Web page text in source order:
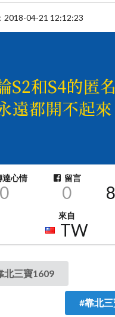
2018-04-21 12:12:23
達心情
0
留言
0
來自
TW
北三寶1609
#靠北